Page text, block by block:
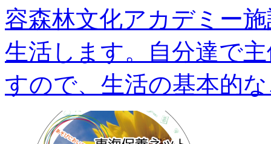
容森林文化アカデミー
生活します。自分達で
すので、生活の基本的